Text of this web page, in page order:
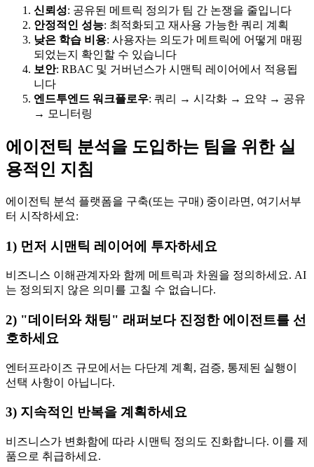
신뢰성: 공유된 메트릭 정의가 팀 간 논쟁을 줄입니다
안정적인 성능: 최적화되고 재사용 가능한 쿼리 계획
낮은 학습 비용: 사용자는 의도가 메트릭에 어떻게 매핑
되었는지 확인할 수 있습니다
보안: RBAC 및 거버넌스가 시맨틱 레이어에서 적용됩
니다
엔드투엔드 워크플로우: 쿼리 → 시각화 → 요약 → 공유
→ 모니터링
에이전틱 분석을 도입하는 팀을 위한 실
용적인 지침
에이전틱 분석 플랫폼을 구축(또는 구매) 중이라면, 여기서부
터 시작하세요:
1) 먼저 시맨틱 레이어에 투자하세요
비즈니스 이해관계자와 함께 메트릭과 차원을 정의하세요. AI
는 정의되지 않은 의미를 고칠 수 없습니다.
2) "데이터와 채팅" 래퍼보다 진정한 에이전트를 선
호하세요
엔터프라이즈 규모에서는 다단계 계획, 검증, 통제된 실행이
선택 사항이 아닙니다.
3) 지속적인 반복을 계획하세요
비즈니스가 변화함에 따라 시맨틱 정의도 진화합니다. 이를 제
품으로 취급하세요.